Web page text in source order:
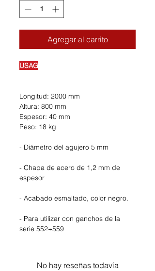
Agregar al carrito
USAG
Longitud: 2000 mm
Altura: 800 mm
Espesor: 40 mm
Peso: 18 kg
- Diámetro del agujero 5 mm
- Chapa de acero de 1,2 mm de
espesor
- Acabado esmaltado, color negro.
- Para utilizar con ganchos de la
serie 552÷559
No hay reseñas todavía